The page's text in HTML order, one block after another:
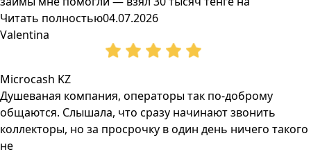
Читать полностью04.07.2026
Valentina
Microcash KZ
Душеваная компания, операторы так по-доброму
общаются. Слышала, что сразу начинают звонить
коллекторы, но за просрочку в один день ничего такого
не